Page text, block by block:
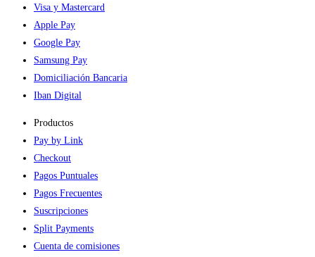
Visa y Mastercard
Apple Pay
Google Pay
Samsung Pay
Domiciliación Bancaria
Iban Digital
Productos
Pay by Link
Checkout
Pagos Puntuales
Pagos Frecuentes
Suscripciones
Split Payments
Cuenta de comisiones